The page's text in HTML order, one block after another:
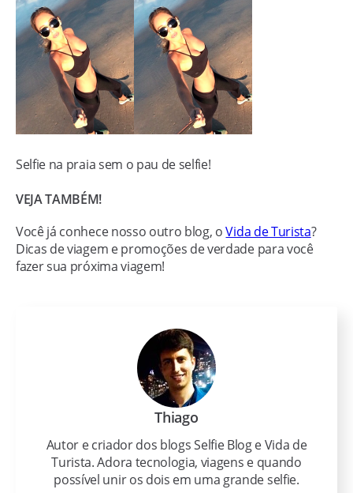
Selfie na praia sem o pau de selfie!
VEJA TAMBÉM!
Você já conhece nosso outro blog, oVida de Turista?
Dicas de viagem e promoções de verdade para você
fazer sua próxima viagem!
Thiago
Autor e criador dos blogs Selfie Blog e Vida de
Turista. Adora tecnologia, viagens e quando
possível unir os dois em uma grande selfie.